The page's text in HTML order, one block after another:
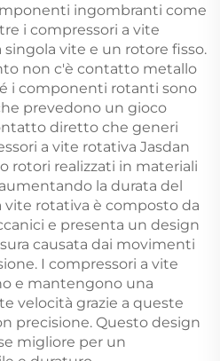
ingombranti come
i compressori a vite
vite e un rotore fisso.
non c'è contatto metallo
i componenti rotanti sono
prevedono un gioco
diretto che generi
a vite rotativa Jasdan
rotori realizzati in materiali
la durata del
vite rotativa è composto da
e presenta un design
causata dai movimenti
I compressori a vite
e mantengono una
velocità grazie a queste
precisione. Questo design
migliore per un